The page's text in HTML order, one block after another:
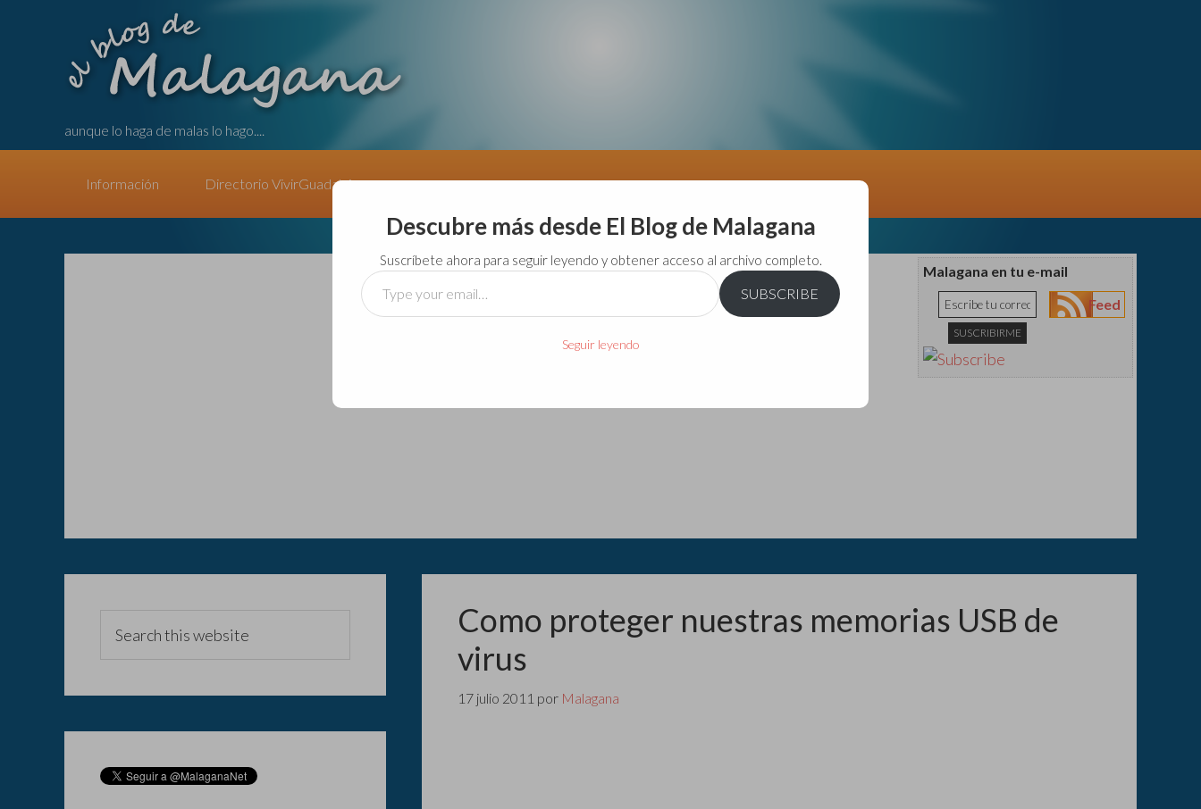
aunque lo haga de malas lo hago....
Información Directorio VivirGuadalajara
Malagana en tu e-mail
Feed
Como proteger nuestras memorias USB de
virus
17 julio 2011 por Malagana
Descubre más desde El Blog de Malagana
Suscríbete ahora para seguir leyendo y obtener acceso al archivo completo.
Type
your
SUBSCRIBE
Seguir leyendo